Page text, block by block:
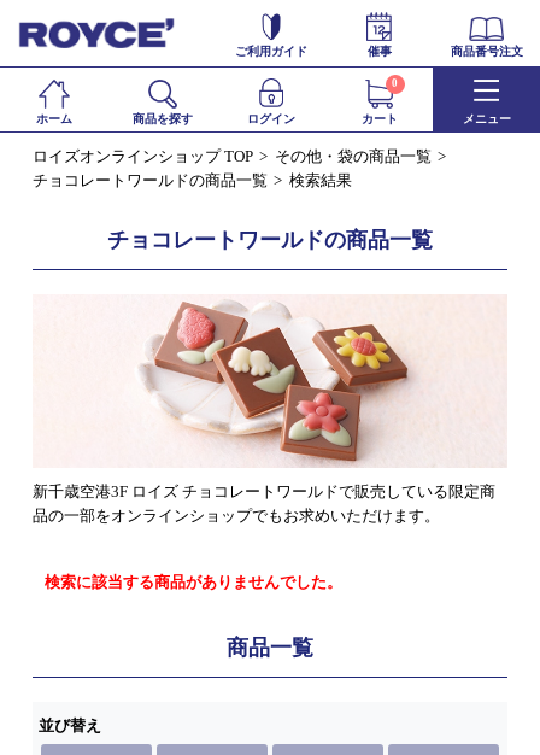
ご利用ガイド 催事 商品番号注文
ホーム 商品を探す ログイン カート
0
メニュー
ロイズオンラインショップ TOP
その他・袋の商品一覧
チョコレートワールドの商品一覧
検索結果
チョコレートワールドの商品一覧
新千歳空港3F ロイズ チョコレートワールドで販売している限定商
品の一部をオンラインショップでもお求めいただけます。
検索に該当する商品がありませんでした。
商品一覧
並び替え